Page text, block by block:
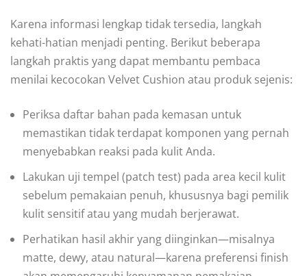
Karena informasi lengkap tidak tersedia, langkah
kehati-hatian menjadi penting. Berikut beberapa
langkah praktis yang dapat membantu pembaca
menilai kecocokan Velvet Cushion atau produk sejenis:
Periksa daftar bahan pada kemasan untuk
memastikan tidak terdapat komponen yang pernah
menyebabkan reaksi pada kulit Anda.
Lakukan uji tempel (patch test) pada area kecil kulit
sebelum pemakaian penuh, khususnya bagi pemilik
kulit sensitif atau yang mudah berjerawat.
Perhatikan hasil akhir yang diinginkan—misalnya
matte, dewy, atau natural—karena preferensi finish